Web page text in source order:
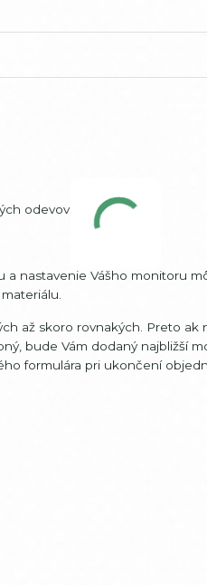
odevov.
a nastavenie Vášho monitoru
až skoro rovnakých. Preto ak
bude Vám dodaný najbližší
formulára pri ukončení